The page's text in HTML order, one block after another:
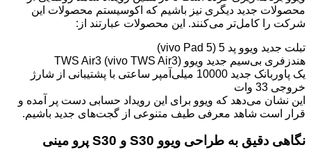
محصولات جدید دیگری نیز باشیم که اکوسیستم محصولات این
شرکت را کامل‌تر می‌کنند. این محصولات عبارتند از:
تبلت جدید ویوو پد 5 (vivo Pad 5)
هندزفری بی‌سیم جدید ویوو TWS Air3 (vivo TWS Air3)
یک پاوربانک جدید 10000 میلی‌آمپر ساعتی با پشتیبانی از شارژ
خروجی 33 وات
این نشان می‌دهد که ویوو برای این رویداد حسابی دست پر آمده و
قرار است شاهد معرفی طیف متنوعی از گجت‌های جدید باشیم.
نگاهی دقیق به طراحی ویوو S30 و S30 پرو مینی